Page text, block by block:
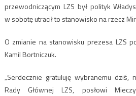
przewodniczącym LZS był polityk
w sobotę utracił to stanowisko na rzecz
O zmianie na stanowisku prezesa LZS
Kamil Bortniczuk.
„Serdecznie gratuluję wybranemu dziś,
Rady Głównej LZS, posłowi